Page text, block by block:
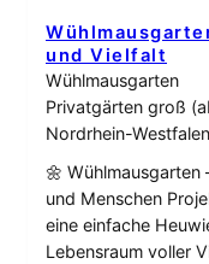
und Vielfalt
Wühlmausgarten
Privatgärten groß
Nordrhein-Westfalen
🌼 Wühlmausgarten
und Menschen
eine einfache
Lebensraum voller